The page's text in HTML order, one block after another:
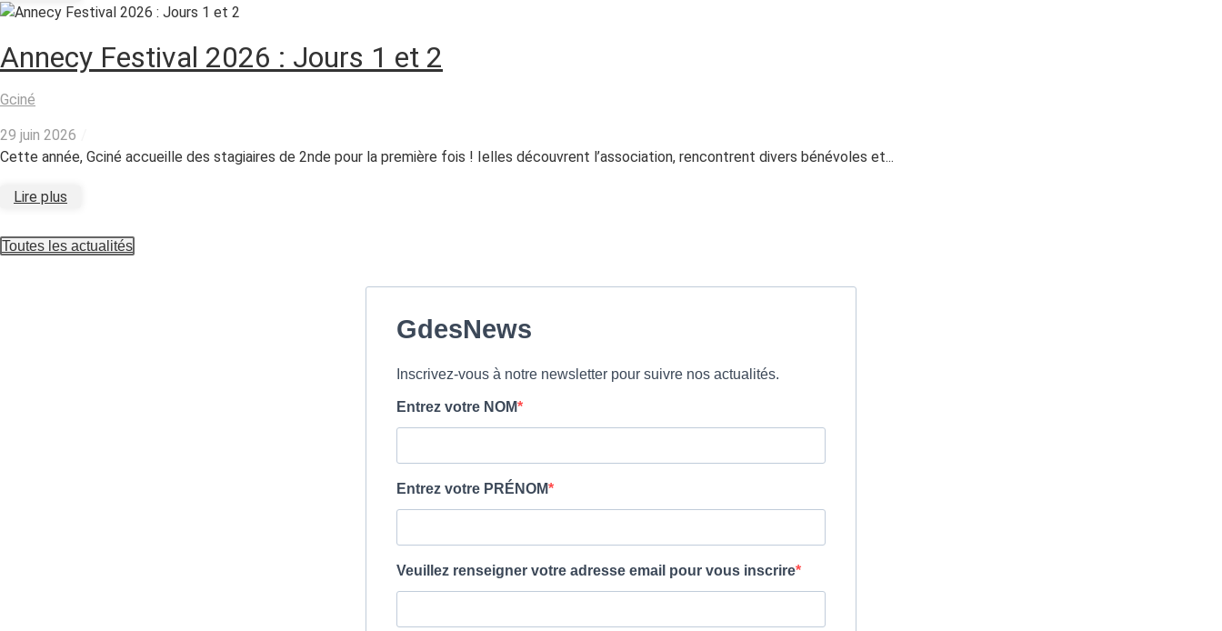
Annecy Festival 2026 : Jours 1 et 2
Gciné
29 juin 2026
Cette année, Gciné accueille des stagiaires de 2nde pour la première fois ! Ielles découvrent l’association, rencontrent divers bénévoles et...
Lire plus
Toutes les actualités
GdesNews
Inscrivez-vous à notre newsletter pour suivre nos actualités.
Entrez votre NOM
Entrez votre PRÉNOM
Veuillez renseigner votre adresse email pour vous inscrire